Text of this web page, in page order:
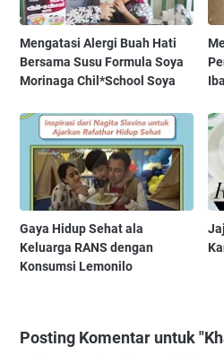
Mengatasi Alergi Buah Hati
Bersama Susu Formula Soya
Morinaga Chil*School Soya
Gaya Hidup Sehat ala
Keluarga RANS dengan
Konsumsi Lemonilo
Posting Komentar untuk